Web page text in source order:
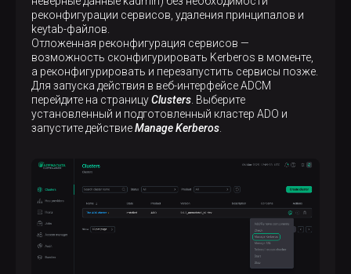
реконфигурации сервисов, удаления принципалов и
keytab-файлов.
Отложенная реконфигурация сервисов —
возможность сконфигурировать Kerberos в моменте,
а реконфигурировать и перезапустить сервисы позже.
Для запуска действия в веб-интерфейсе ADCM
перейдите на страницуClusters . Выберите
установленный и подготовленный кластер ADO и
запустите действиеManage Kerberos